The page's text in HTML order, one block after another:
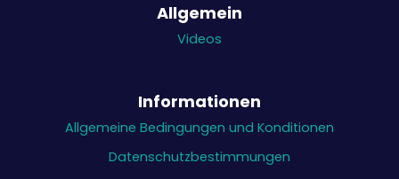
Allgemein
Videos
Informationen
Allgemeine Bedingungen und Konditionen
Datenschutzbestimmungen